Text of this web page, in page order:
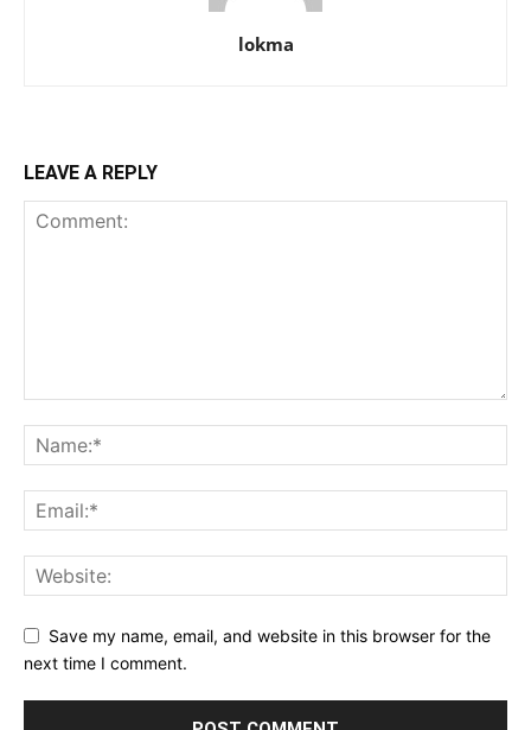
lokma
LEAVE A REPLY
Save my name, email, and website in this browser for the
next time I comment.